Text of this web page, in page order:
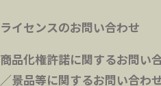
ライセンスのお問い合わせ
商品化権許諾に関するお問い
／景品等に関するお問い合わ